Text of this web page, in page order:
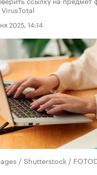
2025, 14:14
/ Shutterstock /